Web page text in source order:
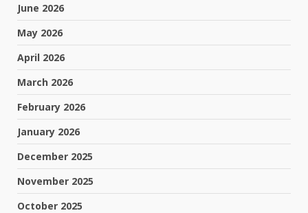
June 2026
May 2026
April 2026
March 2026
February 2026
January 2026
December 2025
November 2025
October 2025